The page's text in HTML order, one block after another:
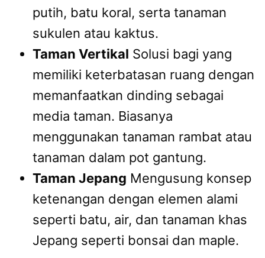
putih, batu koral, serta tanaman
sukulen atau kaktus.
Taman Vertikal Solusi bagi yang
memiliki keterbatasan ruang dengan
memanfaatkan dinding sebagai
media taman. Biasanya
menggunakan tanaman rambat atau
tanaman dalam pot gantung.
Taman Jepang Mengusung konsep
ketenangan dengan elemen alami
seperti batu, air, dan tanaman khas
Jepang seperti bonsai dan maple.